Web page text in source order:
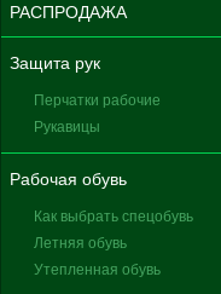
РАСПРОДАЖА
Защита рук
Перчатки рабочие
Рукавицы
Рабочая обувь
Как выбрать спецобувь
Летняя обувь
Утепленная обувь